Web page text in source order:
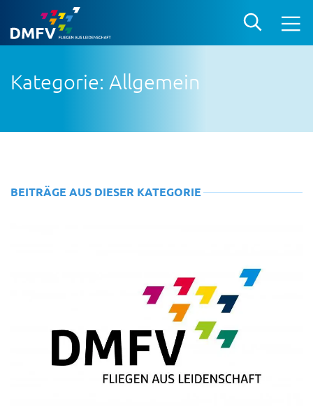
Kategorie: Allgemein
BEITRÄGE AUS DIESER KATEGORIE